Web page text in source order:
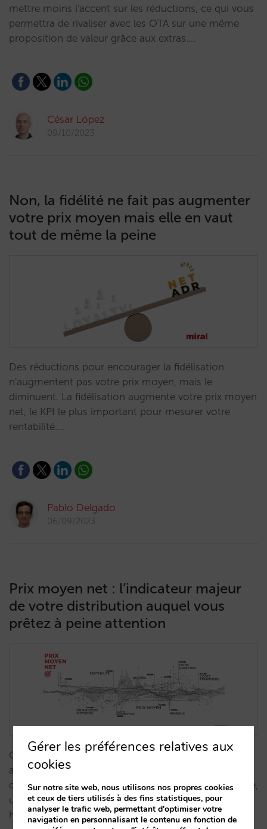
mettre moins l'accent sur les réductions, ce qui vous
permettra de rivaliser avec les OTA sur une même
proposition de valeur grâce aux extras.…
César López
09/10/2023
Non, la fidélité ne fait pas augmenter
votre prix moyen mais elle en vaut
tout de même la peine
Des réductions pour encourager la fidélisation
n'augmentent pas votre prix moyen, mais le
diminuent. La fidélisation augmente votre prix moyen
net, le KPI le plus important pour mesurer votre
rentabilité.…
Pablo Delgado
06/09/2023
Prix moyen net : l’indicateur majeur
de votre distribution auquel vous
prêtez à peine attention
Ce post vous servira de guide pour réaliser une
analyse rigoureuse du prix moyen net de vos canaux
de distribution et connaître ainsi leur rentabilité réelle,
une belle opportunité d’augmenter le GOP de votre
hôtel sans modifier votre ligne de revenus. …
Gérer les préférences relatives aux
cookies
Sur notre site web, nous utilisons nos propres cookies
et ceux de tiers utilisés à des fins statistiques, pour
analyser le trafic web, permettant d'optimiser votre
navigation en personnalisant le contenu en fonction de